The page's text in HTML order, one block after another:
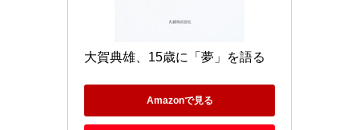
大賀典雄、15歳に「夢」を語る
Amazonで見る